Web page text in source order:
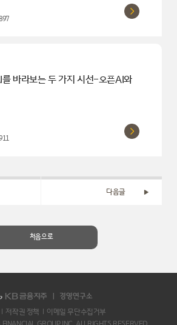
바라보는 두 가지 시선-오픈AI와
다음글
처음으로
저작권 정책
이메일 무단수집거부